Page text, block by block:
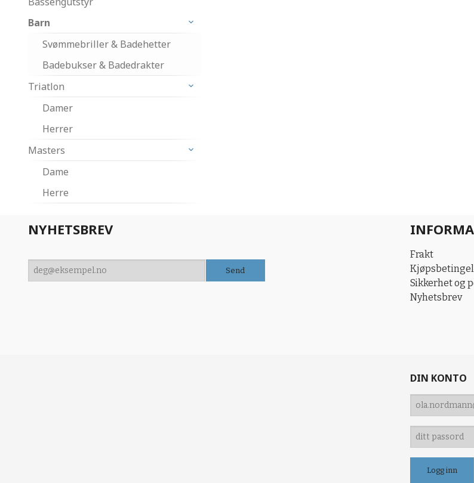
Barn
Svømmebriller & Badehetter
Badebukser & Badedrakter
Triatlon
Damer
Herrer
Masters
Dame
Herre
NYHETSBREV
Frakt
Sikkerhet og
Nyhetsbrev
DIN KONTO